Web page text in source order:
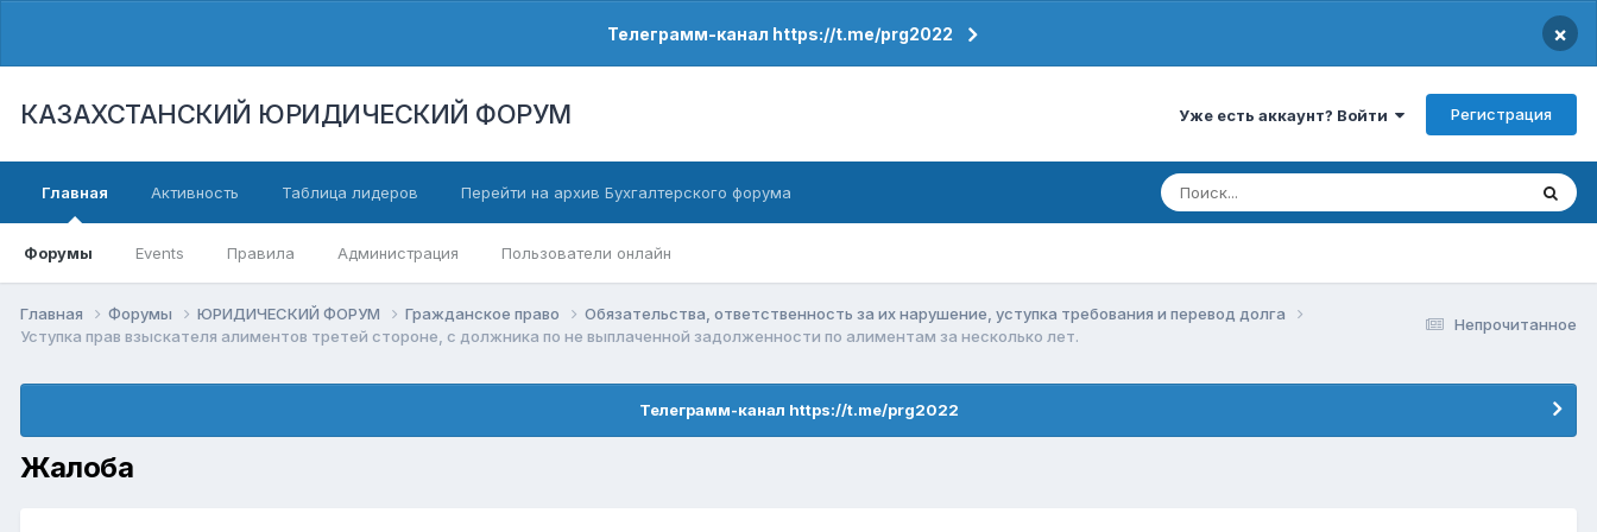
Телеграмм-канал https://t.me/prg2022 ×
КАЗАХСТАНСКИЙ ЮРИДИЧЕСКИЙ ФОРУМ Уже есть аккаунт? Войти Регистрация
Главная
Форумы Events Правила Администрация Пользователи онлайн
Активность Таблица лидеров Перейти на архив Бухгалтерского форума
Непрочитанное
Главная Форумы ЮРИДИЧЕСКИЙ ФОРУМ Гражданское право
Обязательства, ответственность за их нарушение, уступка требования и перевод долга
Уступка прав взыскателя алиментов третей стороне, с должника по не выплаченной задолженности по алиментам за несколько лет.
Телеграмм-канал https://t.me/prg2022
Жалоба